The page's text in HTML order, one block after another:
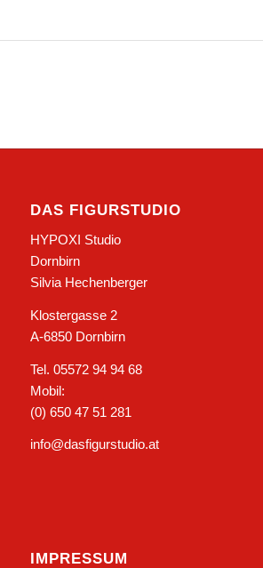
DAS FIGURSTUDIO
HYPOXI Studio
Dornbirn
Silvia Hechenberger
Klostergasse 2
A-6850 Dornbirn
Tel. 05572 94 94 68
Mobil:
(0) 650 47 51 281
info@dasfigurstudio.at
IMPRESSUM